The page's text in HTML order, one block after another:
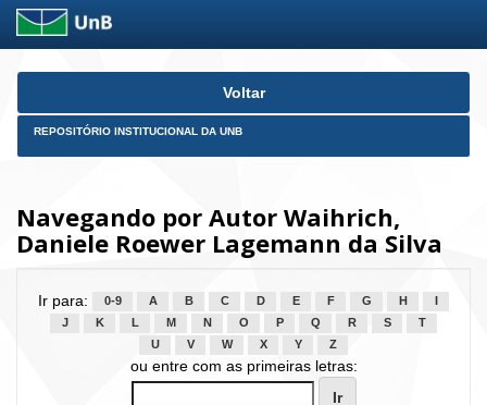
Skip
Voltar
REPOSITÓRIO INSTITUCIONAL DA UNB
Navegando por Autor Waihrich,
Daniele Roewer Lagemann da Silva
Ir para: 0-9 A B C D E F G H
J
K L M N O P Q R S
T
U
V W X Y Z
ou entre com as primeiras letras: